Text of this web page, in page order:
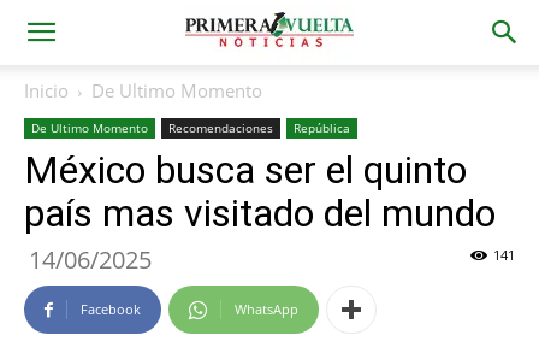
Inicio De Ultimo Momento
De Ultimo Momento Recomendaciones República
México busca ser el quinto
país mas visitado del mundo
14/06/2025 141
Facebook WhatsApp